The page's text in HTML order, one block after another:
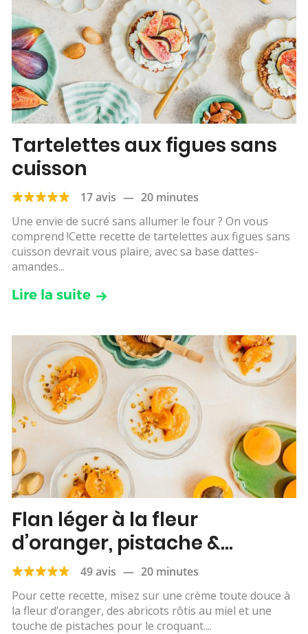
Tartelettes aux figues sans
cuisson
17 avis — 20 minutes
Une envie de sucré sans allumer le four ? On vous
comprend !Cette recette de tartelettes aux figues sans
cuisson devrait vous plaire, avec sa base dattes-
amandes...
Lire la suite
Flan léger à la fleur
d’oranger, pistache &
abricots rôtis
49 avis — 20 minutes
Pour cette recette, misez sur une crème toute douce à
la fleur d’oranger, des abricots rôtis au miel et une
touche de pistaches pour le croquant....